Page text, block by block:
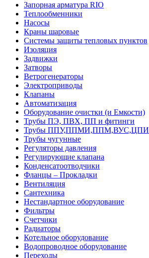
Запорная арматура RIO
Теплообменники
Насосы
Краны шаровые
Системы защиты тепловых пунктов
Изоляция
Задвижки
Затворы
Ветрогенераторы
Электроприводы
Клапаны
Автоматизация
Оборудование очистки (и Емкости)
Трубы ПЭ, ПВХ, ПП и фитинги
Трубы ППУ,ППМИ,ППМ,ВУС,ЦПИ
Трубы чугунные
Регуляторы давления
Регулирующие клапана
Конденсатоотводчики
Фланцы – Прокладки
Вентиляция
Сантехника
Нестандартное оборудование
Фильтры
Счетчики
Радиаторы
Котельное оборудование
Водопроводное оборудование
Переходы